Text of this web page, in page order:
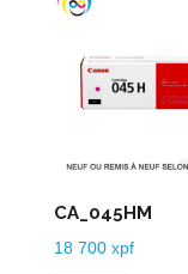
CA_045HM
18 700 xpf